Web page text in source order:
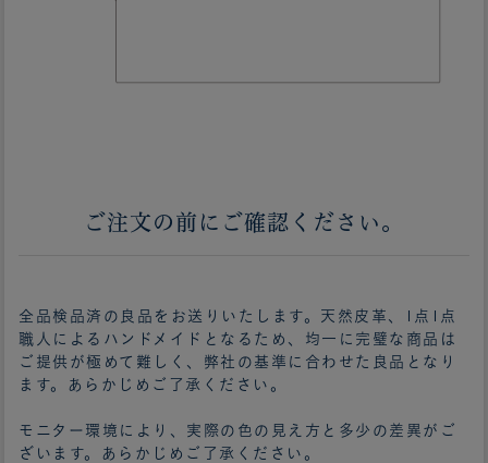
ご注文の前にご確認ください。
全品検品済の良品をお送りいたします。天然皮革、1点1点
職人によるハンドメイドとなるため、均一に完璧な商品は
ご提供が極めて難しく、弊社の基準に合わせた良品となり
ます。あらかじめご了承ください。
モニター環境により、実際の色の見え方と多少の差異がご
ざいます。あらかじめご了承ください。